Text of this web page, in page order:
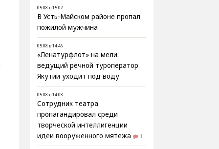
05.08 в 15:02
В Усть-Майском районе пропал
пожилой мужчина
05.08 в 14:46
«Ленатурфлот» на мели:
ведущий речной туроператор
Якутии уходит под воду
05.08 в 14:08
Сотрудник театра
пропагандировал среди
творческой интеллигенции
идеи вооруженного мятежа
1